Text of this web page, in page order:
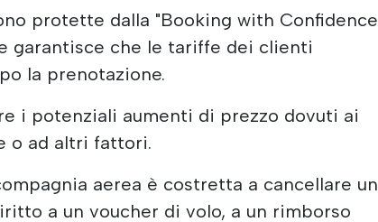
protette dalla "Booking with Confidence
garantisce che le tariffe dei clienti
la prenotazione.
i potenziali aumenti di prezzo dovuti ai
o ad altri fattori.
aerea è costretta a cancellare un
a un voucher di volo, a un rimborso